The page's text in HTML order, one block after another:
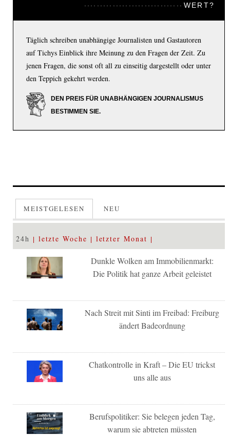
WERT?
Täglich schreiben unabhängige Journalisten und Gastautoren
auf Tichys Einblick ihre Meinung zu den Fragen der Zeit. Zu
jenen Fragen, die sonst oft all zu einseitig dargestellt oder unter
den Teppich gekehrt werden.
DEN PREIS FÜR UNABHÄNGIGEN JOURNALISMUS
BESTIMMEN SIE.
MEISTGELESEN NEU
24h letzte Woche letzter Monat
Dunkle Wolken am Immobilienmarkt:
Die Politik hat ganze Arbeit geleistet
Nach Streit mit Sinti im Freibad: Freiburg
ändert Badeordnung
Chatkontrolle in Kraft – Die EU trickst
uns alle aus
Berufspolitiker: Sie belegen jeden Tag,
warum sie abtreten müssten